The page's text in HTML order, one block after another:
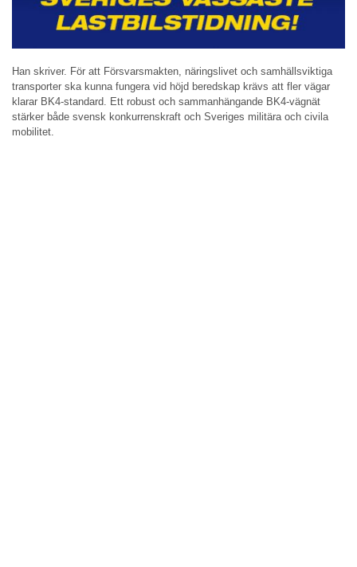
Han skriver. För att Försvarsmakten, näringslivet och samhällsviktiga
transporter ska kunna fungera vid höjd beredskap krävs att fler vägar
klarar BK4-standard. Ett robust och sammanhängande BK4-vägnät
stärker både svensk konkurrenskraft och Sveriges militära och civila
mobilitet.